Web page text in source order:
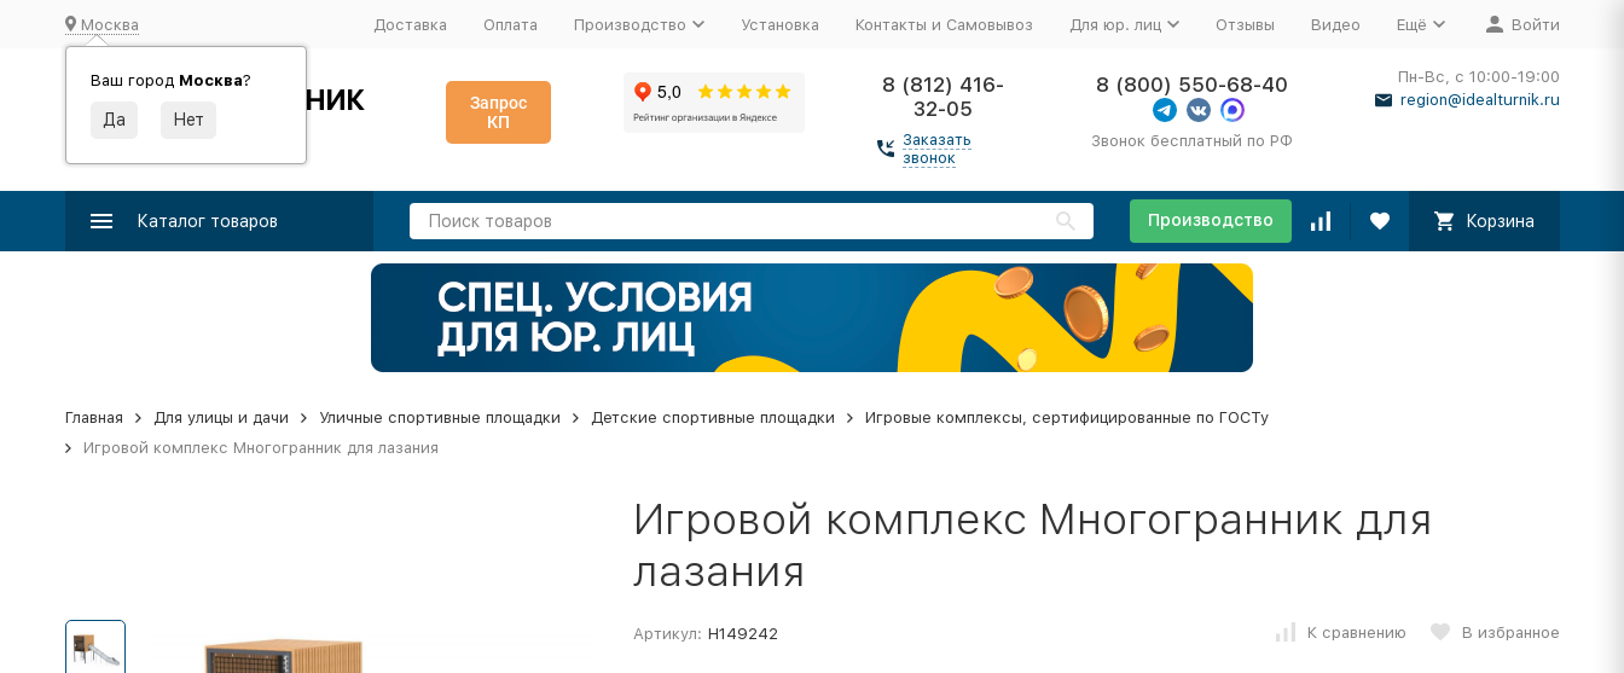
Москва
Ваш город Москва?
Доставка Оплата Производство Установка Контакты и Самовывоз Для юр. лиц Отзывы Видео Ещё Войти
ИДЕАЛЬНЫЙ ТУРНИК
Производство и поставка спортивного оборудования
Запрос
КП
8 (812) 416-
32-05
Заказать
звонок
8 (800) 550-68-40
Звонок бесплатный по РФ
Пн-Вс, с 10:00-19:00
region@idealturnik.ru
Каталог товаров Производство Корзина
Главная Для улицы и дачи Уличные спортивные площадки Детские спортивные площадки
Игровые комплексы, сертифицированные по ГОСТу
Игровой комплекс Многогранник для лазания
Игровой комплекс Многогранник для
лазания
Артикул: Н149242 К сравнению В избранное